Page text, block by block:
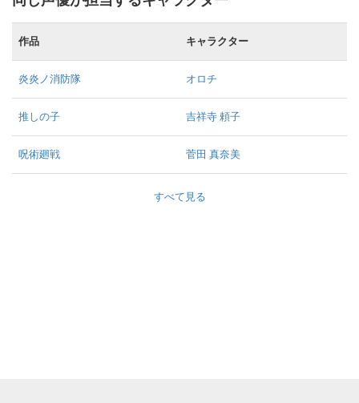
作品 キャラクター
炎炎ノ消防隊 オロチ
推しの子 吉祥寺 頼子
呪術廻戦 菅田 真奈美
すべて見る